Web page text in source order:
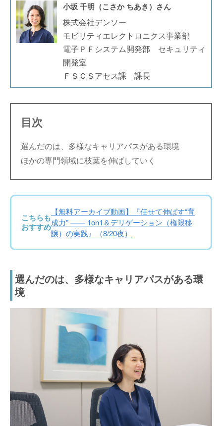
小坂 千明（こさか ちあき）さん
株式会社デンソー
モビリティエレクトロニクス事業部
電子ＰＦシステム開発部 セキュリティ
開発室
ＦＳＣＳアセス課 課長
目次
選んだのは、多様なキャリアパスがある環境
ほかの専門領域に枝葉を伸ばしていく
こちらも
おすすめ
【無料アーカイブ動画】『任せて伸ばす“育
成力” —— 1on1＆デリゲーション（権限移
譲）の実践』（8/20夜）
選んだのは、多様なキャリアパスがある環
境